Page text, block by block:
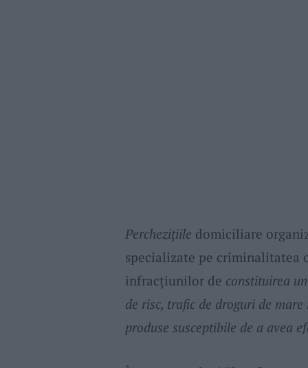
Perchezițiile domiciliare
specializate pe criminalitatea
infracțiunilor de constituirea
de risc, trafic de droguri de
produse susceptibile de a avea